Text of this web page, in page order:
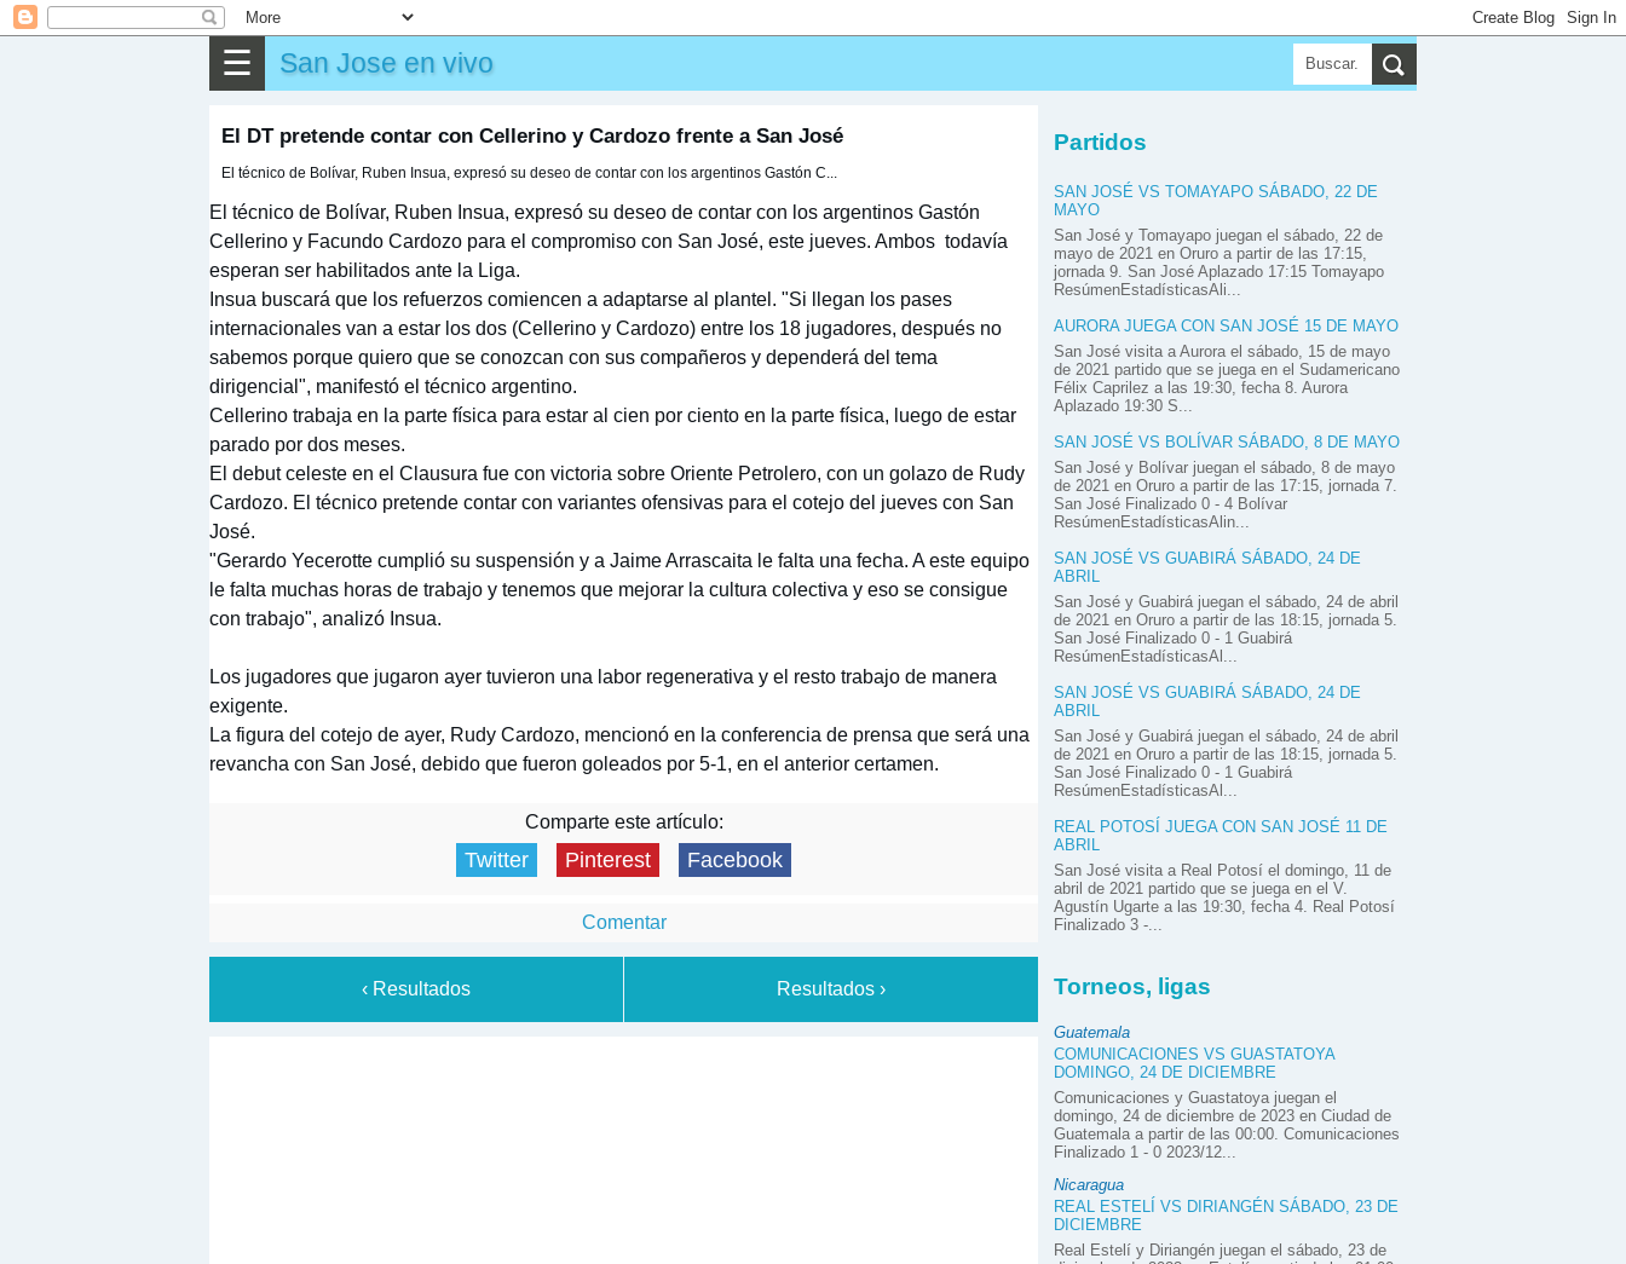
☰ San Jose en vivo
El DT pretende contar con Cellerino y Cardozo frente a San José
El técnico de Bolívar, Ruben Insua, expresó su deseo de contar con los argentinos Gastón C...
El técnico de Bolívar, Ruben Insua, expresó su deseo de contar con los argentinos Gastón
Cellerino y Facundo Cardozo para el compromiso con San José, este jueves. Ambos todavía
esperan ser habilitados ante la Liga.
Insua buscará que los refuerzos comiencen a adaptarse al plantel. "Si llegan los pases
internacionales van a estar los dos (Cellerino y Cardozo) entre los 18 jugadores, después no
sabemos porque quiero que se conozcan con sus compañeros y dependerá del tema
dirigencial", manifestó el técnico argentino.
Cellerino trabaja en la parte física para estar al cien por ciento en la parte física, luego de estar
parado por dos meses.
El debut celeste en el Clausura fue con victoria sobre Oriente Petrolero, con un golazo de Rudy
Cardozo. El técnico pretende contar con variantes ofensivas para el cotejo del jueves con San
José.
"Gerardo Yecerotte cumplió su suspensión y a Jaime Arrascaita le falta una fecha. A este equipo
le falta muchas horas de trabajo y tenemos que mejorar la cultura colectiva y eso se consigue
con trabajo", analizó Insua.
Los jugadores que jugaron ayer tuvieron una labor regenerativa y el resto trabajo de manera
exigente.
La figura del cotejo de ayer, Rudy Cardozo, mencionó en la conferencia de prensa que será una
revancha con San José, debido que fueron goleados por 5-1, en el anterior certamen.
Comparte este artículo:
Twitter Pinterest Facebook
Comentar
‹ Resultados Resultados ›
Partidos
SAN JOSÉ VS TOMAYAPO SÁBADO, 22 DE
MAYO
San José y Tomayapo juegan el sábado, 22 de
mayo de 2021 en Oruro a partir de las 17:15,
jornada 9. San José Aplazado 17:15 Tomayapo
ResúmenEstadísticasAli...
AURORA JUEGA CON SAN JOSÉ 15 DE MAYO
San José visita a Aurora el sábado, 15 de mayo
de 2021 partido que se juega en el Sudamericano
Félix Caprilez a las 19:30, fecha 8. Aurora
Aplazado 19:30 S...
SAN JOSÉ VS BOLÍVAR SÁBADO, 8 DE MAYO
San José y Bolívar juegan el sábado, 8 de mayo
de 2021 en Oruro a partir de las 17:15, jornada 7.
San José Finalizado 0 - 4 Bolívar
ResúmenEstadísticasAlin...
SAN JOSÉ VS GUABIRÁ SÁBADO, 24 DE
ABRIL
San José y Guabirá juegan el sábado, 24 de abril
de 2021 en Oruro a partir de las 18:15, jornada 5.
San José Finalizado 0 - 1 Guabirá
ResúmenEstadísticasAl...
SAN JOSÉ VS GUABIRÁ SÁBADO, 24 DE
ABRIL
San José y Guabirá juegan el sábado, 24 de abril
de 2021 en Oruro a partir de las 18:15, jornada 5.
San José Finalizado 0 - 1 Guabirá
ResúmenEstadísticasAl...
REAL POTOSÍ JUEGA CON SAN JOSÉ 11 DE
ABRIL
San José visita a Real Potosí el domingo, 11 de
abril de 2021 partido que se juega en el V.
Agustín Ugarte a las 19:30, fecha 4. Real Potosí
Finalizado 3 -...
Torneos, ligas
Guatemala
COMUNICACIONES VS GUASTATOYA
DOMINGO, 24 DE DICIEMBRE
Comunicaciones y Guastatoya juegan el
domingo, 24 de diciembre de 2023 en Ciudad de
Guatemala a partir de las 00:00. Comunicaciones
Finalizado 1 - 0 2023/12...
Nicaragua
REAL ESTELÍ VS DIRIANGÉN SÁBADO, 23 DE
DICIEMBRE
Real Estelí y Diriangén juegan el sábado, 23 de
▶ Partidos
▼